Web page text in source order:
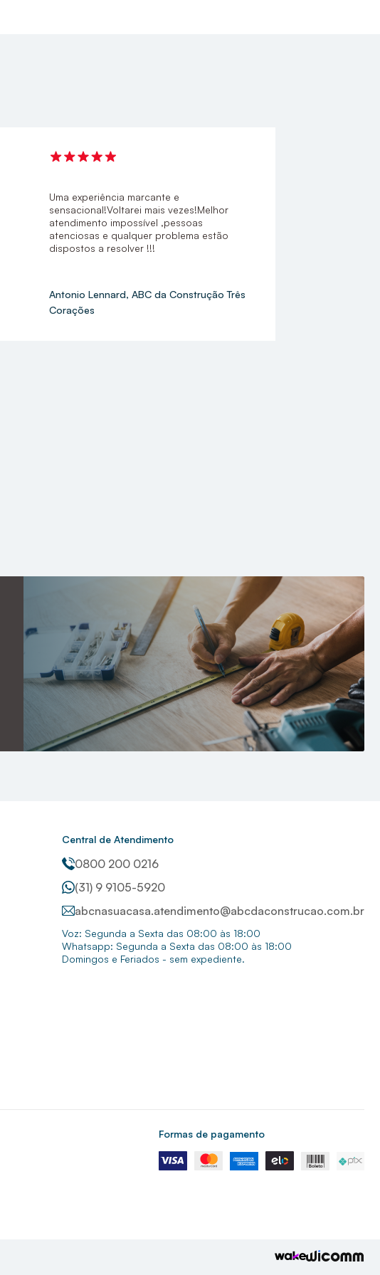
Uma experiência marcante e
sensacional!Voltarei mais vezes!Melhor
atendimento impossível ,pessoas
atenciosas e qualquer problema estão
dispostos a resolver !!!
Antonio Lennard, ABC da Construção Três
Corações
Central de Atendimento
0800 200 0216
(31) 9 9105-5920
abcnasuacasa.atendimento@abcdaconstrucao.com.br
Voz: Segunda a Sexta das 08:00 às 18:00
Whatsapp: Segunda a Sexta das 08:00 às 18:00
Domingos e Feriados - sem expediente.
Formas de pagamento